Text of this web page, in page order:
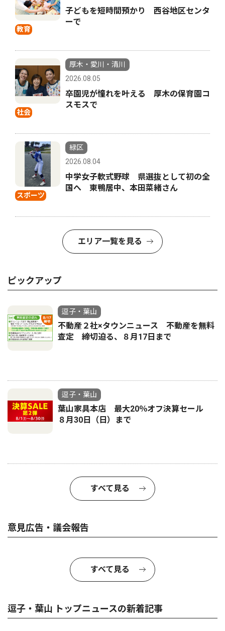
教育
子どもを短時間預かり 西谷地区センタ
ーで
社会
厚木・愛川・清川
2026.08.05
卒園児が憧れを叶える 厚木の保育園コ
スモスで
スポーツ
緑区
2026.08.04
中学女子軟式野球 県選抜として初の全
国へ 東鴨居中、本田菜緒さん
エリア一覧を見る
ピックアップ
逗子・葉山
不動産２社×タウンニュース 不動産を無料
査定 締切迫る、８月17日まで
逗子・葉山
葉山家具本店 最大20％オフ決算セール
８月30日（日）まで
すべて見る
意見広告・議会報告
すべて見る
逗子・葉山 トップニュースの新着記事